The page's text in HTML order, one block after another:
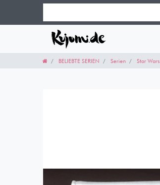
BELIEBTE SERIEN Serien Star Wars